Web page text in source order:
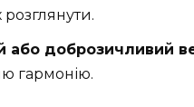
розглянути.
або доброзичливий
гармонію.